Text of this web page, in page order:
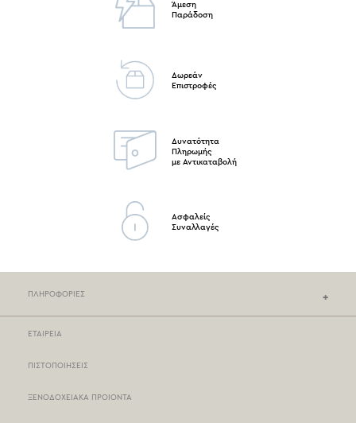
Άμεση
Παράδοση
Δωρεάν
Επιστροφές
Δυνατότητα
Πληρωμής
με Αντικαταβολή
Ασφαλείς
Συναλλαγές
ΠΛΗΡΟΦΟΡΙΕΣ
ΕΤΑΙΡΕΙΑ
ΠΙΣΤΟΠΟΙΗΣΕΙΣ
ΞΕΝΟΔΟΧΕΙΑΚΑ ΠΡΟΙΟΝΤΑ